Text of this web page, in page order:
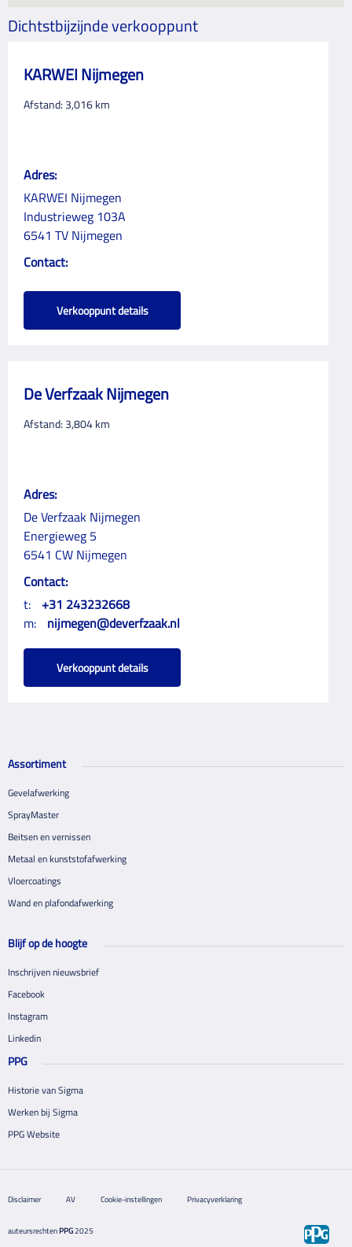
Dichtstbijzijnde verkooppunt
KARWEI Nijmegen
Afstand: 3,016km
Adres:
KARWEI Nijmegen
Industrieweg 103A
6541 TV Nijmegen
Contact:
Verkooppunt details
De Verfzaak Nijmegen
Afstand: 3,804km
Adres:
De Verfzaak Nijmegen
Energieweg 5
6541 CW Nijmegen
Contact:
t: +31 243232668
m:
nijmegen@deverfzaak.nl
Verkooppunt details
Assortiment
Gevelafwerking
SprayMaster
Beitsen en vernissen
Metaal en kunststofafwerking
Vloercoatings
Wand en plafondafwerking
Blijf op de hoogte
Inschrijven nieuwsbrief
Facebook
Instagram
Linkedin
PPG
Historie van Sigma
Werken bij Sigma
PPG Website
Disclaimer AV Cookie-instellingen Privacyverklaring
auteursrechtenPPG2025